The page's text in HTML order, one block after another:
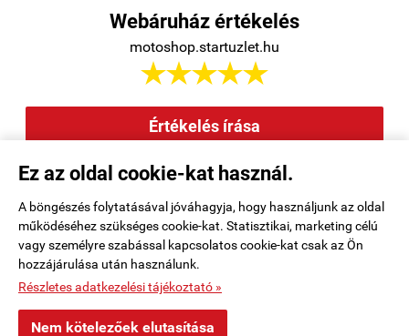
Ez az oldal cookie-kat használ.
A böngészés folytatásával jóváhagyja, hogy használjunk az oldal
működéséhez szükséges cookie-kat. Statisztikai, marketing célú
vagy személyre szabással kapcsolatos cookie-kat csak az Ön
hozzájárulása után használunk.
Részletes adatkezelési tájékoztató »
Nem kötelezőek elutasítása
Webáruház értékelés
motoshop.startuzlet.hu

Értékelés írása
Rendelési feltételek|Elérhetőségek|Kosár tartalma, megrendelés
Oldaltérkép|
motoshop.startuzlet.hu - SB Motoralkatrész Kft.